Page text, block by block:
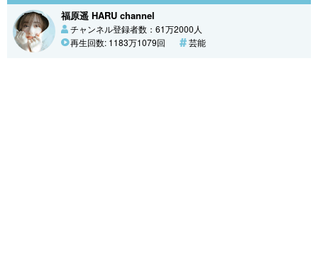
福原遥 HARU channel
チャンネル登録者数：61万2000人
再生回数: 1183万1079回
芸能